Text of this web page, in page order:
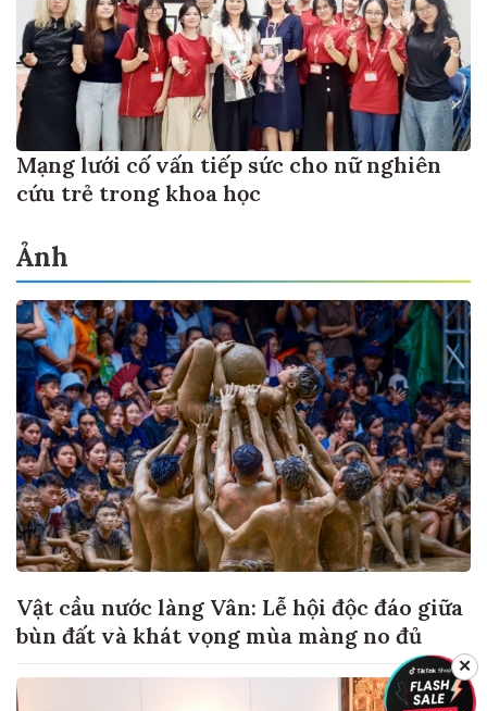
Mạng lưới cố vấn tiếp sức cho nữ nghiên
cứu trẻ trong khoa học
Ảnh
Vật cầu nước làng Vân: Lễ hội độc đáo giữa
bùn đất và khát vọng mùa màng no đủ
✕